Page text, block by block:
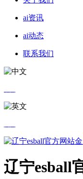
ai资讯
ai动态
联系我们
辽宁esball